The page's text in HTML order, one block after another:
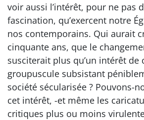
voir aussi l’intérêt, pour ne pas
fascination, qu’exercent notre
nos contemporains. Qui aurait
cinquante ans, que le
susciterait plus qu’un intérêt
groupuscule subsistant
société sécularisée ? Pouvons-
cet intérêt, -et même les
critiques plus ou moins